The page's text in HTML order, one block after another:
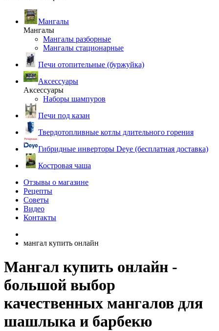
Мангалы
Мангалы
Мангалы разборные
Мангалы стационарные
Печи отопительные (буржуйка)
Аксессуары
Аксессуары
Наборы шампуров
Печи под казан
Твердотопливные котлы длительного горения
Гибридные инверторы Deye (бесплатная доставка)
Костровая чаша
Отзывы о магазине
Рецепты
Советы
Видео
Контакты
мангал купить онлайн
Мангал купить онлайн -
большой выбор
качественных мангалов для
шашлыка и барбекю